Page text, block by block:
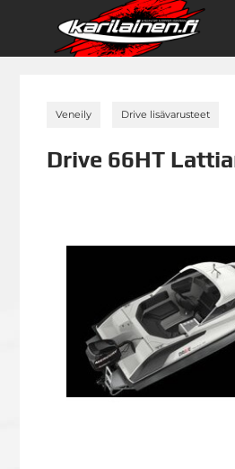
Veneily Drive lisävarusteet
Drive 66HT